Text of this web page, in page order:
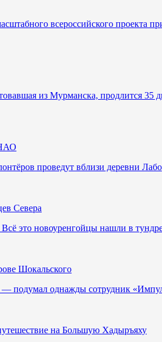
всероссийского проекта
из Мурманска, продлится 35
проведут вблизи деревни
Севера
это новоуренгойцы нашли в
Шокальского
подумал однажды сотрудник
на Большую Хадыръяху